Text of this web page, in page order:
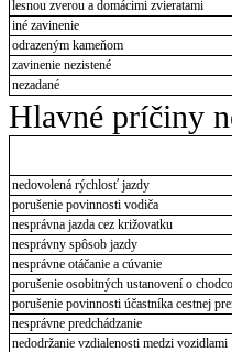
lesnou zverou a domácimi zvieratami
iné zavinenie
odrazeným kameňom
zavinenie nezistené
nezadané
Hlavné príčiny
nedovolená rýchlosť jazdy
porušenie povinnosti vodiča
nesprávna jazda cez križovatku
nesprávny spôsob jazdy
nesprávne otáčanie a cúvanie
porušenie osobitných ustanovení o
porušenie povinnosti účastníka cestnej
nesprávne predchádzanie
nedodržanie vzdialenosti medzi vozidlami